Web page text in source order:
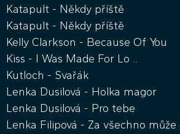
Katapult - Někdy příště
Katapult - Někdy příště
Kelly Clarkson - Because Of You
Kiss - I Was Made For Lo ..
Kutloch - Svařák
Lenka Dusilová - Holka magor
Lenka Dusilová - Pro tebe
Lenka Filipová - Za všechno může